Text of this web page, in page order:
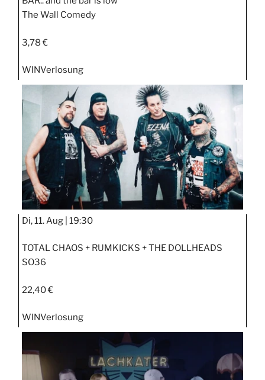
The Wall Comedy
3,78 €
WINVerlosung
Di, 11. Aug | 19:30
TOTAL CHAOS + RUMKICKS + THE DOLLHEADS
SO36
22,40 €
WINVerlosung